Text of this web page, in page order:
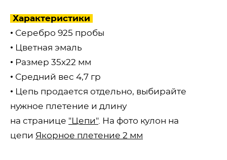
Характеристики
•⁠ Серебро 925 пробы
•⁠ Цветная эмаль
• Размер 35х22 мм
• Средний вес 4,7 гр
• Цепь продается отдельно, выбирайте
нужное плетение и длину
на странице "Цепи". На фото кулон на
цепи Якорное плетение 2 мм